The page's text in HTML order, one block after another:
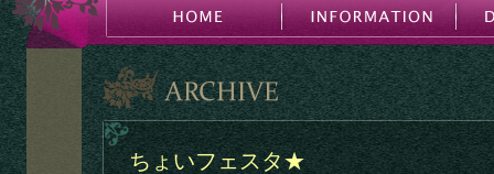
ちょいフェスタ★